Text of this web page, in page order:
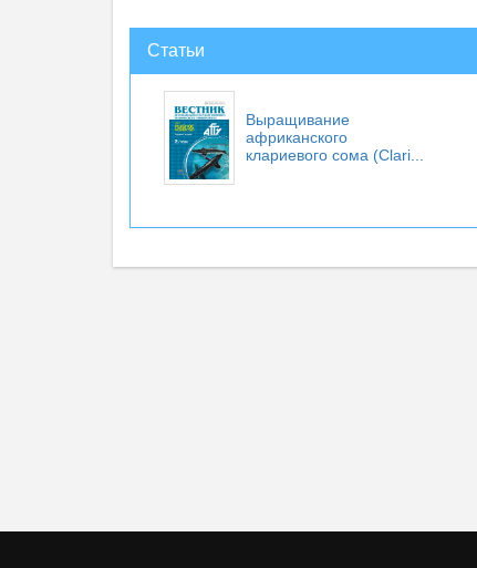
Статьи
Выращивание
африканского
клариевого сома (Clari...